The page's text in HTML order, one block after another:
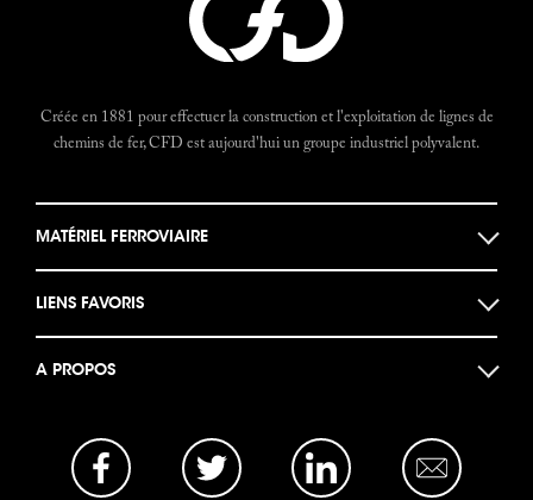
Créée en 1881 pour effectuer la construction et l'exploitation de lignes de
chemins de fer, CFD est aujourd'hui un groupe industriel polyvalent.
MATÉRIEL FERROVIAIRE
Autorails
LIENS FAVORIS
La base photo
A PROPOS
Opportunités Business